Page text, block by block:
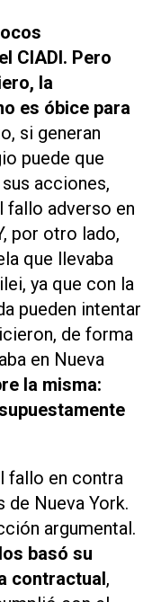
CIADI. Pero
la
es óbice para
si generan
puede que
acciones,
fallo adverso en
por otro lado,
que llevaba
ya que con la
pueden intentar
de forma
en Nueva
la misma:
fallo en contra
de Nueva York.
argumental.
basó su
contractual ,